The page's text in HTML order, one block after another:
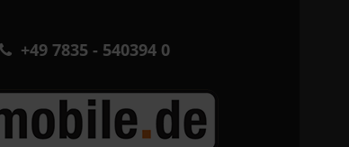
+49 7835 - 540394 0